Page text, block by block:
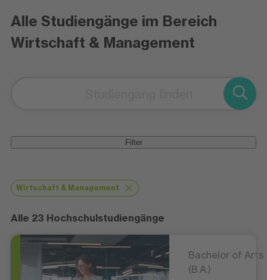
Alle Studiengänge im Bereich
Wirtschaft & Management
Filter
Wirtschaft & Management
Alle 23 Hochschulstudiengänge
Bachelor of Arts
(B.A.)